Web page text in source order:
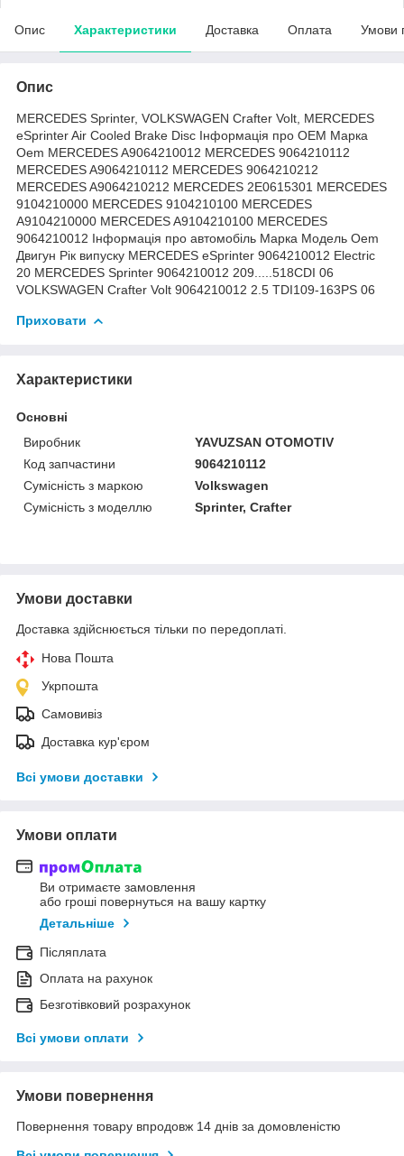
Опис Характеристики Доставка Оплата Умови
Опис
MERCEDES Sprinter, VOLKSWAGEN Crafter Volt, MERCEDES
eSprinter Air Cooled Brake Disc Інформація про OEM Марка
Oem MERCEDES A9064210012 MERCEDES 9064210112
MERCEDES A9064210112 MERCEDES 9064210212
MERCEDES A9064210212 MERCEDES 2E0615301 MERCEDES
9104210000 MERCEDES 9104210100 MERCEDES
A9104210000 MERCEDES A9104210100 MERCEDES
9064210012 Інформація про автомобіль Марка Модель Oem
Двигун Рік випуску MERCEDES eSprinter 9064210012 Electric
20 MERCEDES Sprinter 9064210012 209.....518CDI 06
VOLKSWAGEN Crafter Volt 9064210012 2.5 TDI109-163PS 06
Приховати
Характеристики
Основні
Виробник
YAVUZSAN OTOMOTIV
Код запчастини
9064210112
Сумісність з маркою
Volkswagen
Сумісність з моделлю
Sprinter, Crafter
Умови доставки
Доставка здійснюється тільки по передоплаті.
Нова Пошта
Укрпошта
Самовивіз
Доставка кур'єром
Всі умови доставки
Умови оплати
Ви отримаєте замовлення
або гроші повернуться на вашу картку
Детальніше
Післяплата
Оплата на рахунок
Безготівковий розрахунок
Всі умови оплати
Умови повернення
Повернення товару впродовж 14 днів за домовленістю